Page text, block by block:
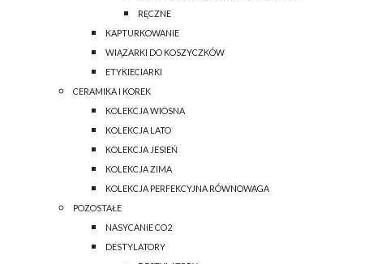
RĘCZNE
KAPTURKOWANIE
WIĄZARKI DO KOSZYCZKÓW
ETYKIECIARKI
CERAMIKA I KOREK
KOLEKCJA WIOSNA
KOLEKCJA LATO
KOLEKCJA JESIEŃ
KOLEKCJA ZIMA
KOLEKCJA PERFEKCYJNA RÓWNOWAGA
POZOSTAŁE
NASYCANIE CO2
DESTYLATORY